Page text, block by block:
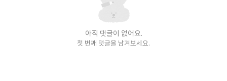
아직 댓글이 없어요.
첫 번째 댓글을 남겨보세요.